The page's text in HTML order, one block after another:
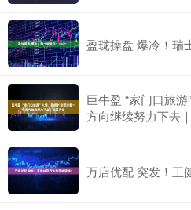
盈珑操盘 爆冷！瑞
巨牛盈 “家门口旅
方向继续努力下去
万店优配 突发！王